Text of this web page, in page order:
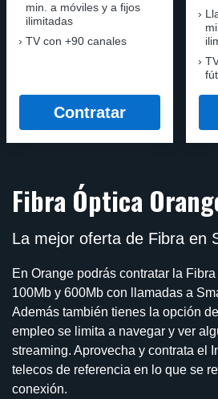
min. a móviles y a fijos
ilimitadas
TV con +90 canales
Contratar
Fibra Óptica
La mejor oferta de Fibra en
En Orange podrás contratar la
100Mb y 600Mb con llamadas a
Además también tienes la opción
empleo se limita a navegar y ver
streaming. Aprovecha y contrata el
telecos de referencia en lo que se
conexión.